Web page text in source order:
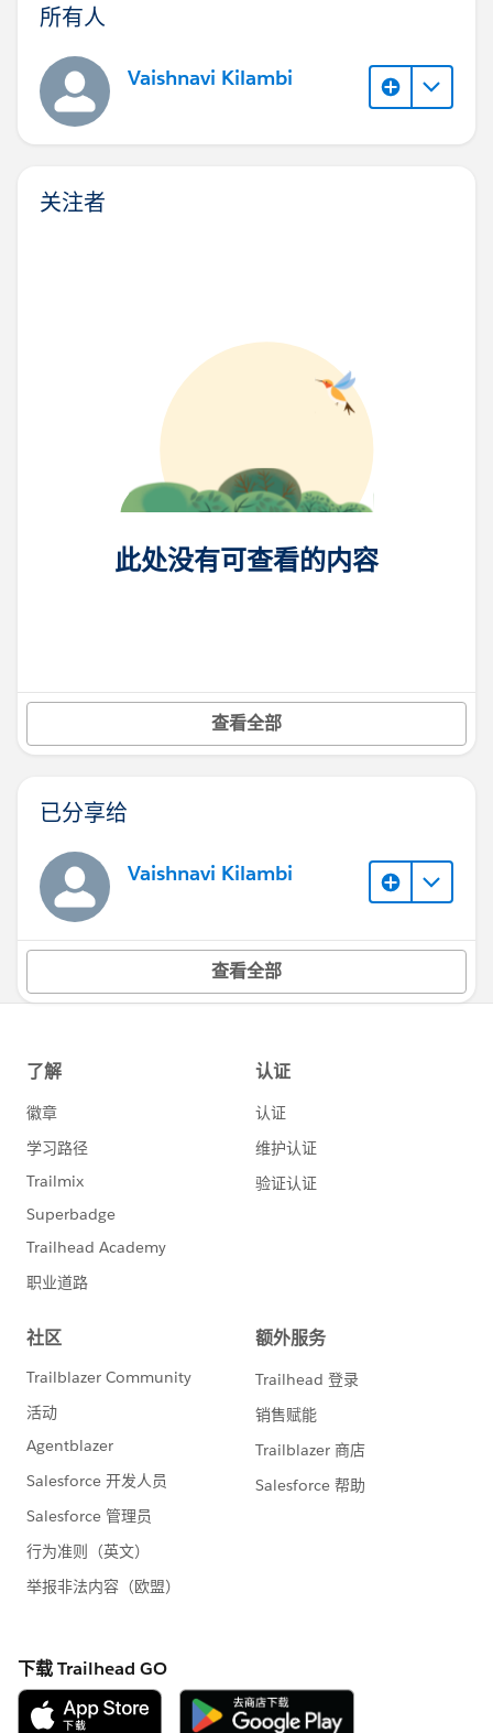
所有人
Vaishnavi Kilambi
关注者
此处没有可查看的内容
查看全部
已分享给
Vaishnavi Kilambi
查看全部